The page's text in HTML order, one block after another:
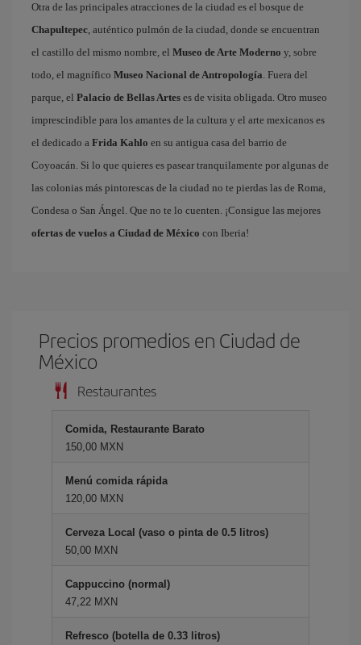
Otra de las principales atracciones de la ciudad es el bosque de
Chapultepec, auténtico pulmón de la ciudad, donde se encuentran
el castillo del mismo nombre, el Museo de Arte Moderno y, sobre
todo, el magnífico Museo Nacional de Antropología. Fuera del
parque, el Palacio de Bellas Artes es de visita obligada. Otro museo
imprescindible para los amantes de la cultura y el arte mexicanos es
el dedicado a Frida Kahlo en su antigua casa del barrio de
Coyoacán. Si lo que quieres es pasear tranquilamente por algunas de
las colonias más pintorescas de la ciudad no te pierdas las de Roma,
Condesa o San Ángel. Que no te lo cuenten. ¡Consigue las mejores
ofertas de vuelos a Ciudad de México con Iberia!
Precios promedios en Ciudad de
México
Restaurantes
Comida, Restaurante Barato
150,00 MXN
Menú comida rápida
120,00 MXN
Cerveza Local (vaso o pinta de 0.5 litros)
50,00 MXN
Cappuccino (normal)
47,22 MXN
Refresco (botella de 0.33 litros)